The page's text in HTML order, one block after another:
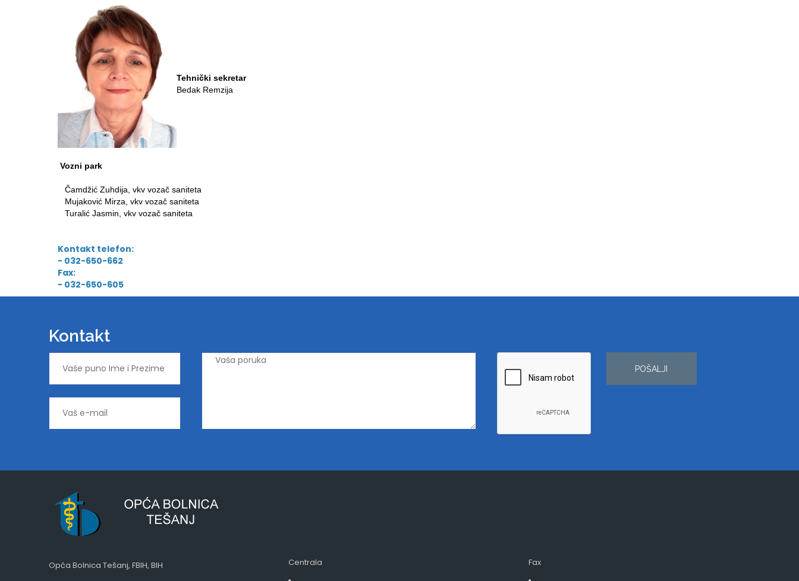
Tehnički sekretar
Bedak Remzija
Vozni park
Čamdžić Zuhdija, vkv vozač saniteta
Mujaković Mirza, vkv vozač saniteta
Turalić Jasmin, vkv vozač saniteta
Kontakt telefon:
- 032-650-662
Fax:
- 032-650-605
Kontakt
POŠALJI
Opća Bolnica Tešanj, FBIH, BIH
Centrala
Fax